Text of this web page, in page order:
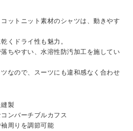
ットニット素材のシャツは、動きやす
くドライ性も魅力。
ちやすい、水溶性防汚加工を施してい
なので、スーツにも違和感なく合わせ
製
ンバーチブルカフス
周りを調節可能